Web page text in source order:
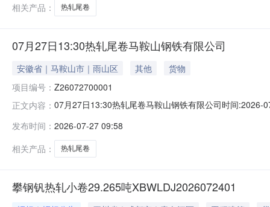
相关产品：
热轧尾卷
07月27日13:30热轧尾卷马鞍山钢铁有限公司
安徽省｜马鞍山市｜雨山区 其他
货物
项目编号： Z26072700001
正文内容： 07月27日13:30热轧尾卷马鞍山钢铁有限公司时间
保证金：￥1,700.00元交易保证金：￥1,700.00元竞价
发布时间： 2026-07-27 09:58
相关产品：
热轧尾卷
攀钢钒热轧小卷29.265吨XBWLDJ2026072401